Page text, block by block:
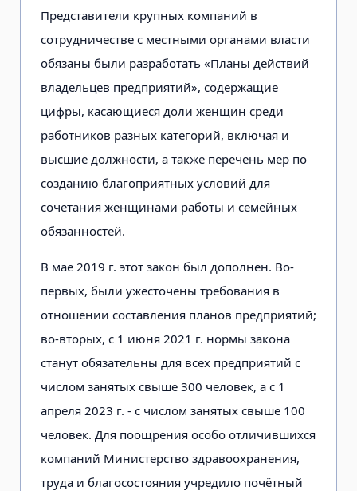
Представители крупных компаний в
сотрудничестве с местными органами власти
обязаны были разработать «Планы действий
владельцев предприятий», содержащие
цифры, касающиеся доли женщин среди
работников разных категорий, включая и
высшие должности, а также перечень мер по
созданию благоприятных условий для
сочетания женщинами работы и семейных
обязанностей.
В мае 2019 г. этот закон был дополнен. Во-
первых, были ужесточены требования в
отношении составления планов предприятий;
во-вторых, с 1 июня 2021 г. нормы закона
станут обязательны для всех предприятий с
числом занятых свыше 300 человек, а с 1
апреля 2023 г. - с числом занятых свыше 100
человек. Для поощрения особо отличившихся
компаний Министерство здравоохранения,
труда и благосостояния учредило почётный